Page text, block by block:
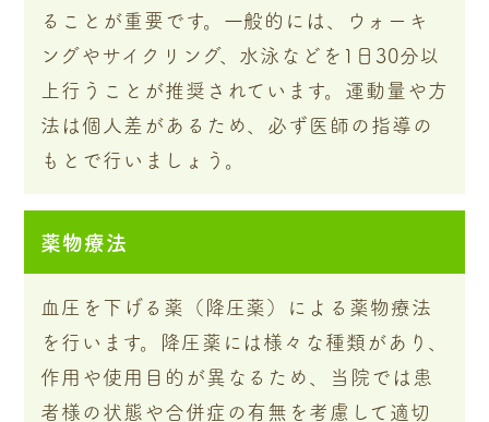
ることが重要です。一般的には、ウォーキ
ングやサイクリング、水泳などを1日30分以
上行うことが推奨されています。運動量や方
法は個人差があるため、必ず医師の指導の
もとで行いましょう。
薬物療法
血圧を下げる薬（降圧薬）による薬物療法
を行います。降圧薬には様々な種類があり、
作用や使用目的が異なるため、当院では患
者様の状態や合併症の有無を考慮して適切